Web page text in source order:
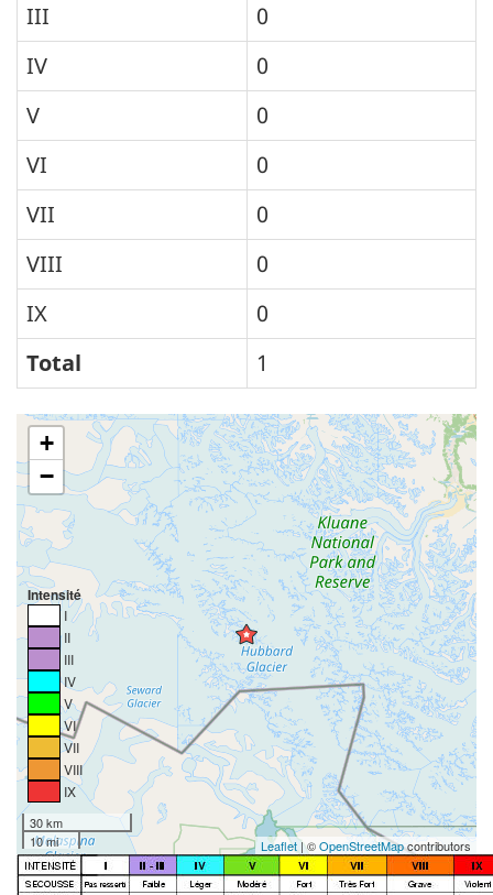
III
0
IV
0
V
0
VI
0
VII
0
VIII
0
IX
0
Total
1
+
−
Intensité
I
II
III
IV
V
VI
VII
VIII
IX
30 km
10 mi
Leaflet | ©OpenStreetMapcontributors